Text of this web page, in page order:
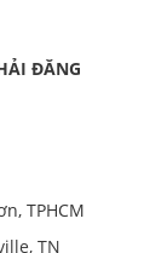
ĐĂNG
TPHCM
TN